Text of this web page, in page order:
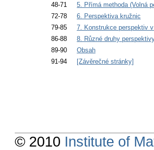
48-71
5. Přímá methoda (Volná
72-78
6. Perspektiva kružnic
79-85
7. Konstrukce perspektiv
86-88
8. Různé druhy
89-90
Obsah
91-94
[Závěrečné stránky]
© 2010 Institute of